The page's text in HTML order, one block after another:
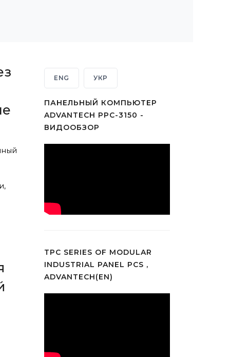
ENG УКР
ПАНЕЛЬНЫЙ КОМПЬЮТЕР
ADVANTECH PPC-3150 -
ВИДООБЗОР
TPC SERIES OF MODULAR
INDUSTRIAL PANEL PCS ,
ADVANTECH(EN)